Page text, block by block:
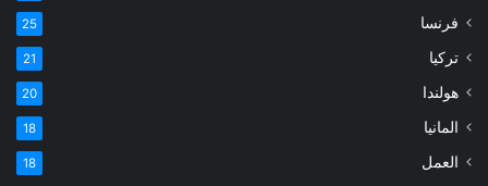
فرنسا 25
تركيا 21
هولندا 20
المانيا 18
العمل 18